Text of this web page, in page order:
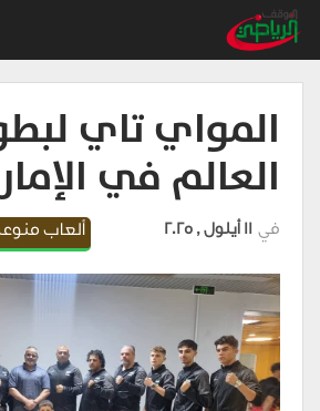
المواي تاي
العالم في
ألعاب في 11 أيلول , 2025